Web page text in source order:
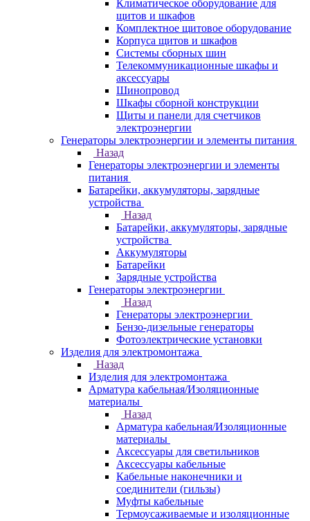
Климатическое оборудование для
щитов и шкафов
Комплектное щитовое оборудование
Корпуса щитов и шкафов
Системы сборных шин
Телекоммуникационные шкафы и
аксессуары
Шинопровод
Шкафы сборной конструкции
Щиты и панели для счетчиков
электроэнергии
Генераторы электроэнергии и элементы питания
Назад
Генераторы электроэнергии и элементы
питания
Батарейки, аккумуляторы, зарядные
устройства
Назад
Батарейки, аккумуляторы, зарядные
устройства
Аккумуляторы
Батарейки
Зарядные устройства
Генераторы электроэнергии
Назад
Генераторы электроэнергии
Бензо-дизельные генераторы
Фотоэлектрические установки
Изделия для электромонтажа
Назад
Изделия для электромонтажа
Арматура кабельная/Изоляционные
материалы
Назад
Арматура кабельная/Изоляционные
материалы
Аксессуары для светильников
Аксессуары кабельные
Кабельные наконечники и
соединители (гильзы)
Муфты кабельные
Термоусаживаемые и изоляционные